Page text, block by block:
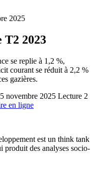
2025
2023
se replie à 1,2 %,
courant se réduit à 2,2 %
gazières.
novembre 2025 Lecture 2
en ligne
est un think tank
produit des analyses socio-